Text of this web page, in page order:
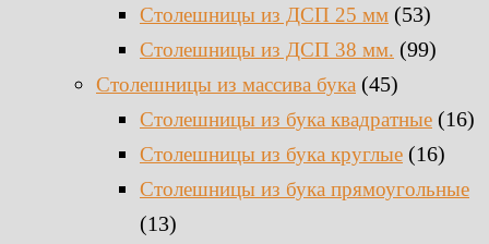
Столешницы из ДСП 25 мм (53)
Столешницы из ДСП 38 мм. (99)
Столешницы из массива бука (45)
Столешницы из бука квадратные (16)
Столешницы из бука круглые (16)
Столешницы из бука прямоугольные
(13)